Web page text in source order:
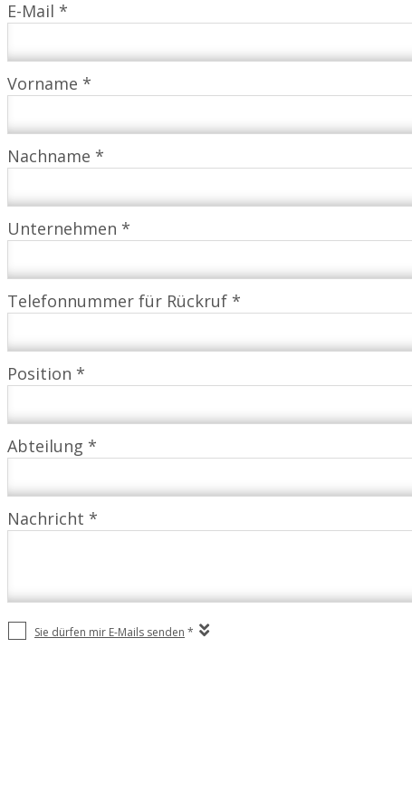
E-Mail *
Vorname *
Nachname *
Unternehmen *
Telefonnummer für Rückruf *
Position *
Abteilung *
Nachricht *
Sie dürfen mir E-Mails senden *